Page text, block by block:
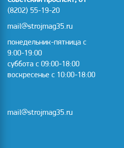
(8202) 55-19-20
mail@strojmag35.ru
понедельник-пятница с
9:00-19:00
суббота c 09:00-18:00
воскресенье с 10:00-18:00
mail@strojmag35.ru